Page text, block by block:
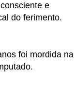
e
do ferimento.
foi mordida na
.